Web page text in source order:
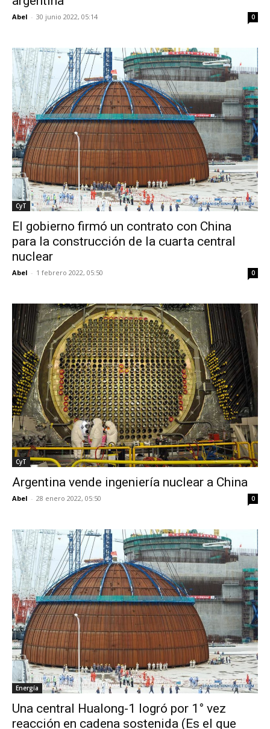
Abel - 30 junio 2022, 05:14 0
CyT
El gobierno firmó un contrato con China
para la construcción de la cuarta central
nuclear
Abel - 1 febrero 2022, 05:50 0
CyT
Argentina vende ingeniería nuclear a China
Abel - 28 enero 2022, 05:50 0
Energía
Una central Hualong-1 logró por 1° vez
reacción en cadena sostenida (Es el que